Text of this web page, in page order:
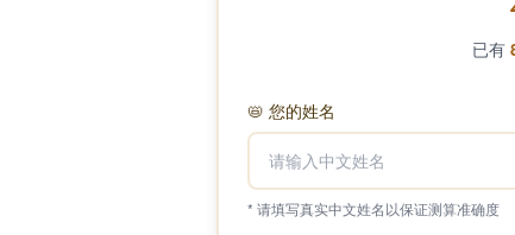
已有
📛 您的姓名
* 请填写真实中文姓名以保证测算准确度